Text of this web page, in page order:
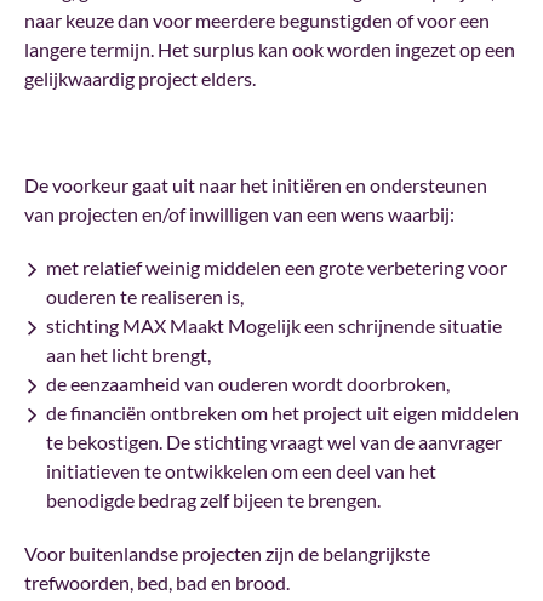
naar keuze dan voor meerdere begunstigden of voor een
langere termijn. Het surplus kan ook worden ingezet op een
gelijkwaardig project elders.
De voorkeur gaat uit naar het initiëren en ondersteunen
van projecten en/of inwilligen van een wens waarbij:
met relatief weinig middelen een grote verbetering voor
ouderen te realiseren is,
stichting MAX Maakt Mogelijk een schrijnende situatie
aan het licht brengt,
de eenzaamheid van ouderen wordt doorbroken,
de financiën ontbreken om het project uit eigen middelen
te bekostigen. De stichting vraagt wel van de aanvrager
initiatieven te ontwikkelen om een deel van het
benodigde bedrag zelf bijeen te brengen.
Voor buitenlandse projecten zijn de belangrijkste
trefwoorden, bed, bad en brood.